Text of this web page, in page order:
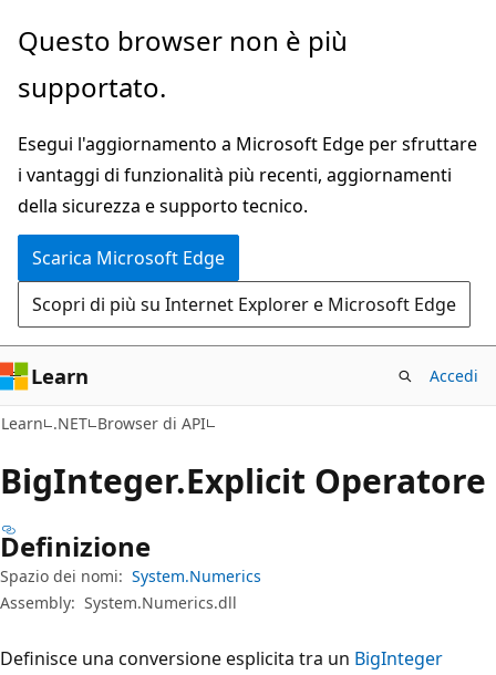
Ignora
passa
contenuto
principale
Passare
allo
spostamento
pagina
Questo browser non è più
supportato.
Esegui l'aggiornamento a Microsoft Edge per sfruttare
i vantaggi di funzionalità più recenti, aggiornamenti
della sicurezza e supporto tecnico.
Scarica Microsoft Edge
Scopri di più su Internet Explorer e Microsoft Edge
Learn Accedi
Learn .NET Browser di API
BigInteger.Explicit Operatore
Definizione
Spazio dei nomi: System.Numerics
Assembly: System.Numerics.dll
Definisce una conversione esplicita tra un BigInteger